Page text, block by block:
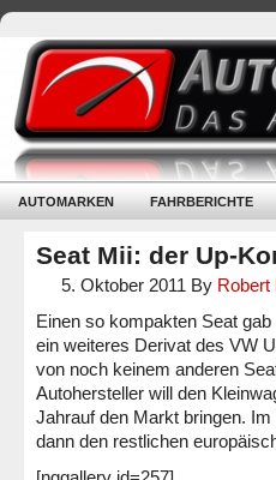
AUTOMARKEN FAHRBERICHTE
Seat Mii: der Up-
5. Oktober 2011 By Robert
Einen so kompakten Seat
ein weiteres Derivat des VW
von noch keinem anderen
Autohersteller will den
Jahrauf den Markt bringen.
dann den restlichen